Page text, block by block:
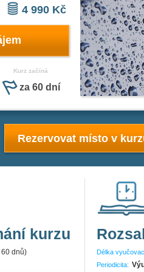
4 990 Kč
Kurz začíná
za 60 dní
Rezervovat místo v
kurzu
60 dnů)
Délka
Periodicita: